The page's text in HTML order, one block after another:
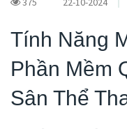
Tính Năng
Phần Mềm
Sân Thể